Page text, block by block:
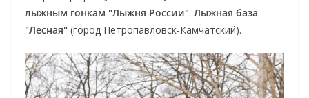
лыжным гонкам "Лыжня России". Лыжная база
"Лесная" (город Петропавловск-Камчатский).